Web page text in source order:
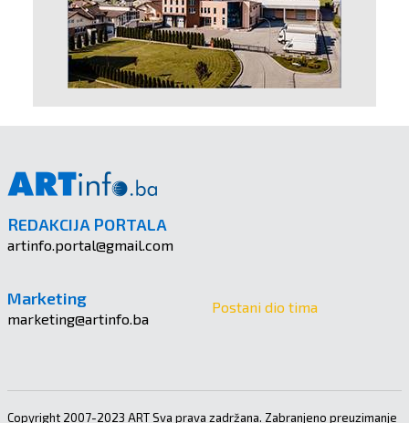
REDAKCIJA PORTALA
artinfo.portal@gmail.com
Marketing
marketing@artinfo.ba
Postani dio tima
Copyright 2007-2023 ART Sva prava zadržana. Zabranjeno preuzimanje